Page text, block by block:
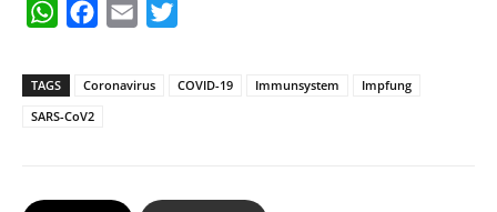
W
a
p
o
r
TAGS Coronavirus COVID-19 Immunsystem
Impfung
SARS-CoV2